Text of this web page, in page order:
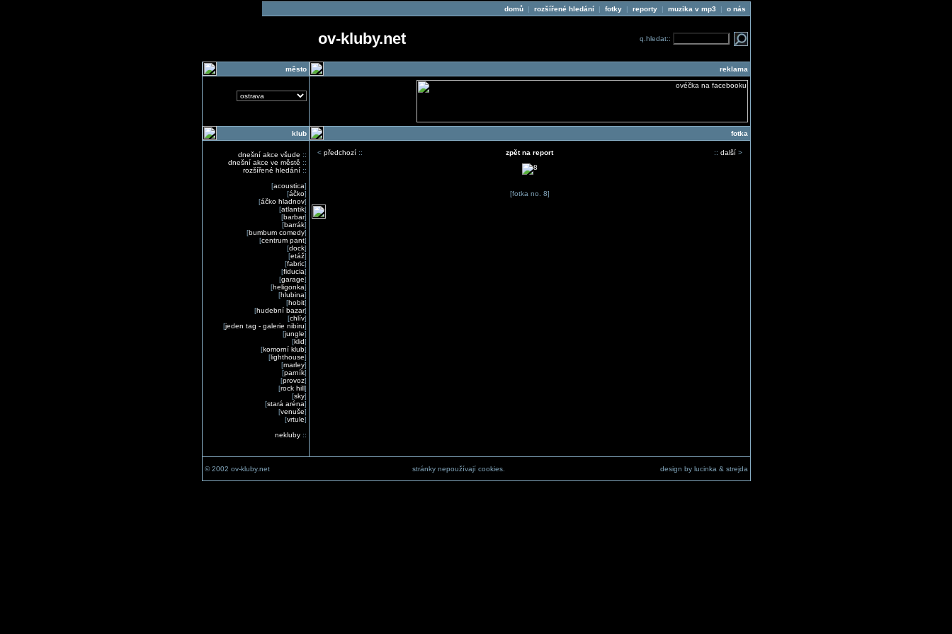
domů| rozšířené hledání| fotky| reporty| muzika v mp3 | o nás
ov-kluby.net q.hledat::
město reklama
klub
dnešní akce všude ::
dnešní akce ve městě ::
rozšířené hledání::
[acoustica]
[áčko]
[áčko hladnov]
[atlantik]
[barbar]
[barrák]
[bumbum comedy]
[centrum pant]
[dock]
[etáž]
[fabric]
[fiducia]
[garage]
[heligonka]
[hlubina]
[hobit]
[hudební bazar]
[chlív]
[jeden tag - galerie nibiru]
[jungle]
[klid]
[komorní klub]
[lighthouse]
[marley]
[parník]
[provoz]
[rock hill]
[sky]
[stará aréna]
[venuše]
[vrtule]
nekluby::
fotka
< předchozí:: zpět na report :: další>
[fotka no. 8]
© 2002 ov-kluby.net stránky nepoužívají cookies. design by lucinka & strejda